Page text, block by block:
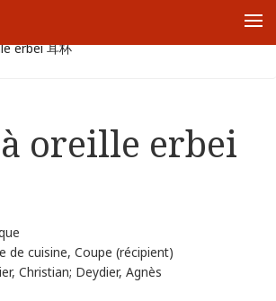
Han
erbei 耳杯
oreille erbei
de cuisine, Coupe (récipient)
Christian; Deydier, Agnès